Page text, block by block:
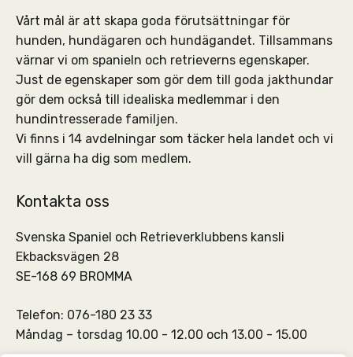
Vårt mål är att skapa goda förutsättningar för
hunden, hundägaren och hundägandet. Tillsammans
värnar vi om spanieln och retrieverns egenskaper.
Just de egenskaper som gör dem till goda jakthundar
gör dem också till idealiska medlemmar i den
hundintresserade familjen.
Vi finns i 14 avdelningar som täcker hela landet och vi
vill gärna ha dig som medlem.
Kontakta oss
Svenska Spaniel och Retrieverklubbens kansli
Ekbacksvägen 28
SE-168 69 BROMMA
Telefon: 076-180 23 33
Måndag – torsdag 10.00 - 12.00 och 13.00 - 15.00